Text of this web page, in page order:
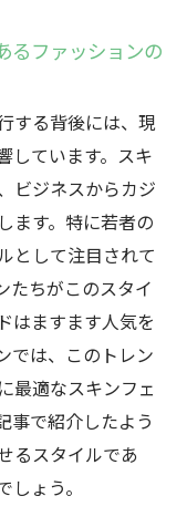
の基本と応用
すべきポイン
ードの高さと
ぶスキンフェ
ないためのア
つ顔立ちの特
るファッションの
する背後には、現
しています。スキ
ビジネスからカジ
ます。特に若者の
として注目されて
たちがこのスタイ
はますます人気を
では、このトレン
最適なスキンフェ
事で紹介したよう
るスタイルであ
ょう。